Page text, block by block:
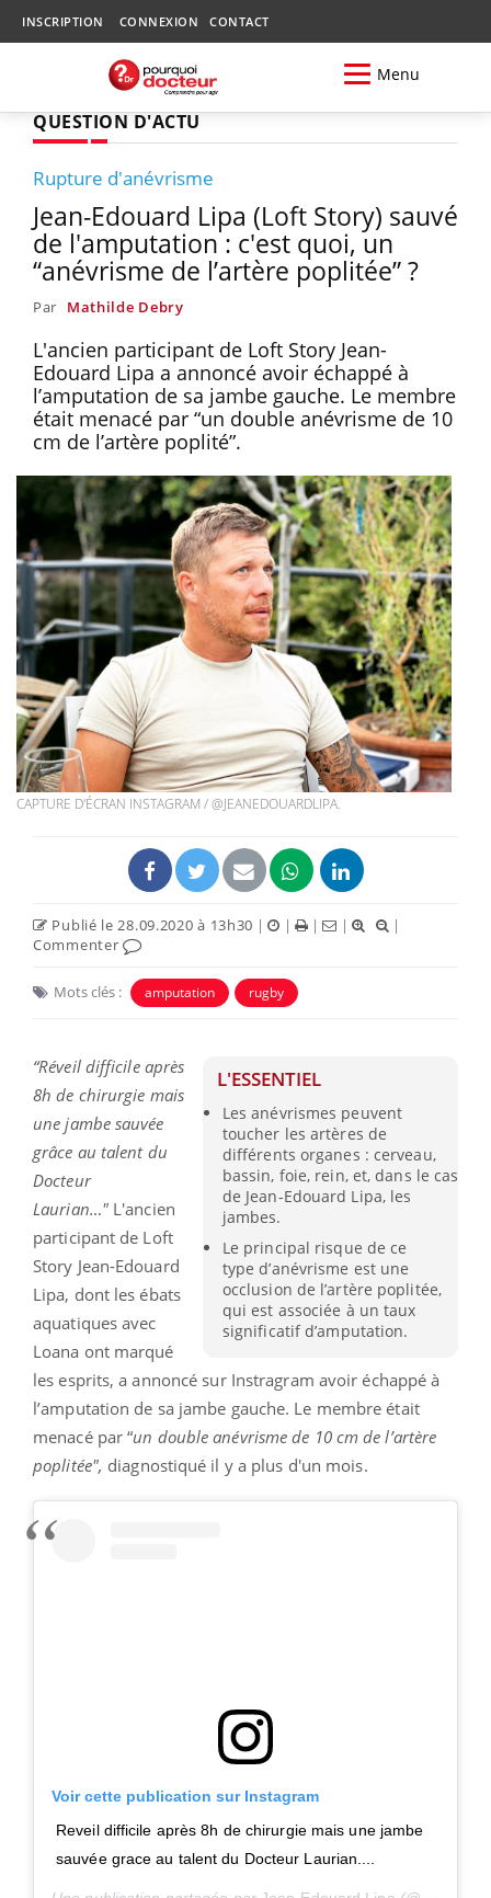
INSCRIPTION CONNEXION CONTACT
Menu
QUESTION D'ACTU
Rupture d'anévrisme
Jean-Edouard Lipa (Loft Story) sauvé
de l'amputation : c'est quoi, un
“anévrisme de l’artère poplitée” ?
Par Mathilde Debry
L'ancien participant de Loft Story Jean-
Edouard Lipa a annoncé avoir échappé à
l’amputation de sa jambe gauche. Le membre
était menacé par “un double anévrisme de 10
cm de l’artère poplité”.
CAPTURE D'ÉCRAN INSTAGRAM / @JEANEDOUARDLIPA.
Publié le 28.09.2020 à 13h30 | | | |
|
Commenter
Mots clés : amputation rugby
L'ESSENTIEL
Les anévrismes peuvent
toucher les artères de
différents organes : cerveau,
bassin, foie, rein, et, dans le cas
de Jean-Edouard Lipa, les
jambes.
Le principal risque de ce
type d’anévrisme est une
occlusion de l’artère poplitée,
qui est associée à un taux
significatif d’amputation.
“Réveil difficile après
8h de chirurgie mais
une jambe sauvée
grâce au talent du
Docteur
Laurian…"L'ancien
participant de Loft
Story Jean-Edouard
Lipa, dont les ébats
aquatiques avec
Loana ont marqué
les esprits, a annoncé sur Instragram avoir échappé à
l’amputation de sa jambe gauche. Le membre était
menacé par “un double anévrisme de 10 cm de l’artère
poplitée", diagnostiqué il y a plus d'un mois.
Voir cette publication sur Instagram
Reveil difficile après 8h de chirurgie mais une jambe
sauvée grace au talent du Docteur Laurian....